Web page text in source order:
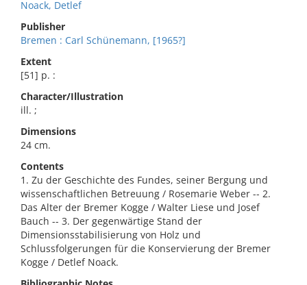
Noack, Detlef
Publisher
Bremen : Carl Schünemann, [1965?]
Extent
[51] p. :
Character/Illustration
ill. ;
Dimensions
24 cm.
Contents
1. Zu der Geschichte des Fundes, seiner Bergung und
wissenschaftlichen Betreuung / Rosemarie Weber -- 2.
Das Alter der Bremer Kogge / Walter Liese und Josef
Bauch -- 3. Der gegenwärtige Stand der
Dimensionsstabilisierung von Holz und
Schlussfolgerungen für die Konservierung der Bremer
Kogge / Detlef Noack.